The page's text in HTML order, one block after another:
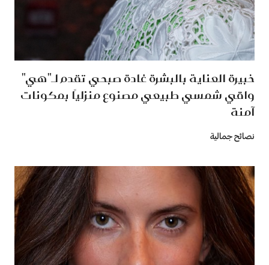
خبيرة العناية بالبشرة غادة صبحي تقدم لـ"هي"
واقي شمسي طبيعي مصنوع منزليًا بمكونات
آمنة
نصائح جمالية